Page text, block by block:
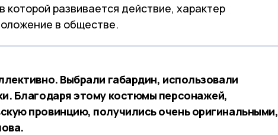
которой развивается действие, характер
в обществе.
Выбрали габардин, использовали
Благодаря этому костюмы персонажей,
провинцию, получились очень оригинальными,